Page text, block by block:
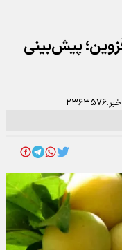
پیش‌بینی
۲۳۶۳۵۷۶